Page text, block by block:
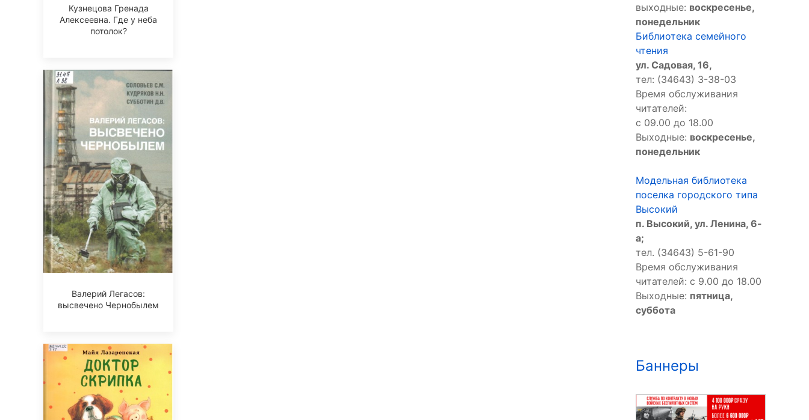
Кузнецова Гренада
Алексеевна. Где у неба
потолок?
Валерий Легасов:
высвечено Чернобылем
выходные: воскресенье,
понедельник
Библиотека семейного
чтения
ул. Садовая, 16,
тел: (34643) 3-38-03
Время обслуживания
читателей:
с 09.00 до 18.00
Выходные: воскресенье,
понедельник
Модельная библиотека
поселка городского типа
Высокий
п. Высокий, ул. Ленина, 6-
а;
тел. (34643) 5-61-90
Время обслуживания
читателей: с 9.00 до 18.00
Выходные: пятница,
суббота
Баннеры